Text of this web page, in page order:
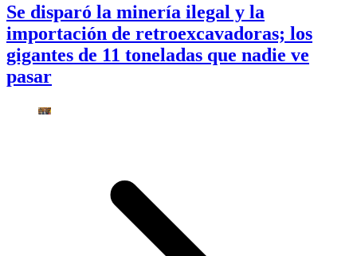
Se disparó la minería ilegal y la
importación de retroexcavadoras; los
gigantes de 11 toneladas que nadie ve
pasar